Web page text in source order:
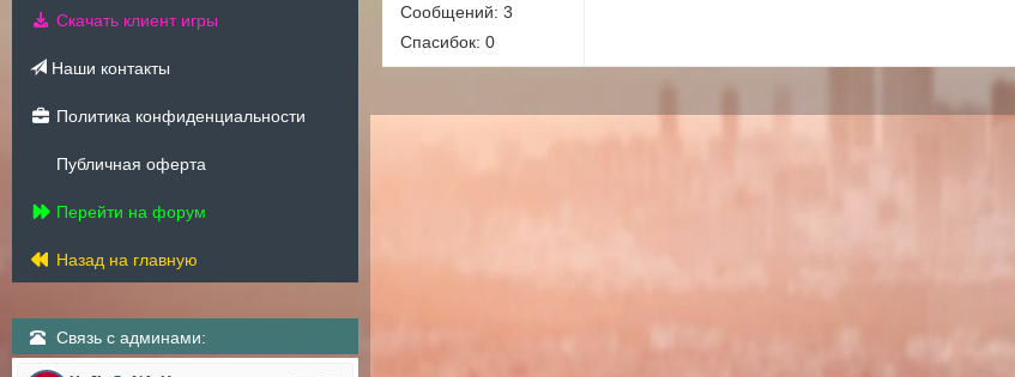
Скачать клиент игры
Наши контакты
Политика конфиденциальности
Публичная оферта
Перейти на форум
Назад на главную
Связь с админами:
Сообщений: 3
Спасибок: 0